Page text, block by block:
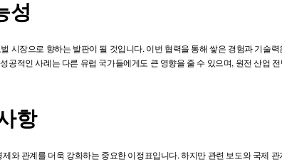
성
시장으로 향하는 발판이 될 것입니다. 이번 협력을 통해 쌓은 경험과 기술
공적인 사례는 다른 유럽 국가들에게도 큰 영향을 줄 수 있으며, 원전 산업
항
와 관계를 더욱 강화하는 중요한 이정표입니다. 하지만 관련 보도와 국제